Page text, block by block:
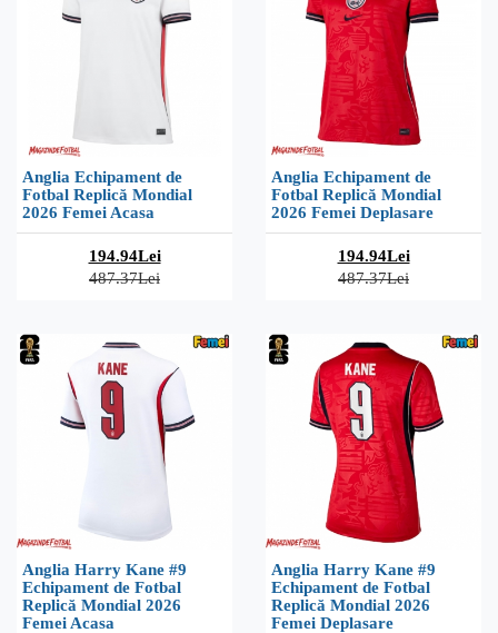
Anglia Echipament de
Fotbal Replică Mondial
2026 Femei Acasa
194.94Lei
487.37Lei
Anglia Echipament de
Fotbal Replică Mondial
2026 Femei Deplasare
194.94Lei
487.37Lei
Anglia Harry Kane #9
Echipament de Fotbal
Replică Mondial 2026
Femei Acasa
Anglia Harry Kane #9
Echipament de Fotbal
Replică Mondial 2026
Femei Deplasare